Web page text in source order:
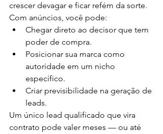
crescer devagar e ficar refém da sorte.
Com anúncios, você pode:
Chegar direto ao decisor que tem
poder de compra.
Posicionar sua marca como
autoridade em um nicho
específico.
Criar previsibilidade na geração de
leads.
Um único lead qualificado que vira
contrato pode valer meses — ou até